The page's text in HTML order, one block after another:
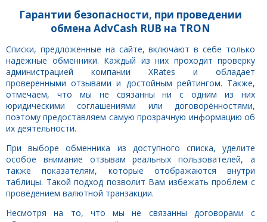
Гарантии безопасности, при проведении
обмена AdvCash RUB на TRON
Списки, предложенные на сайте, включают в себе только
надёжные обменники. Каждый из них проходит проверку
администрацией компании XRates и обладает
проверенными отзывами и достойным рейтингом. Также,
отмечаем, что мы не связанны ни с одним из них
юридическими соглашениями или договорённостями,
поэтому предоставляем самую прозрачную информацию об
их деятельности.
При выборе обменника из доступного списка, уделите
особое внимание отзывам реальных пользователей, а
также показателям, которые отображаются внутри
таблицы. Такой подход позволит Вам избежать проблем с
проведением валютной транзакции.
Несмотря на то, что мы не связанны договорами с